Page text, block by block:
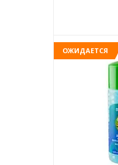
ОЖИДАЕТСЯ